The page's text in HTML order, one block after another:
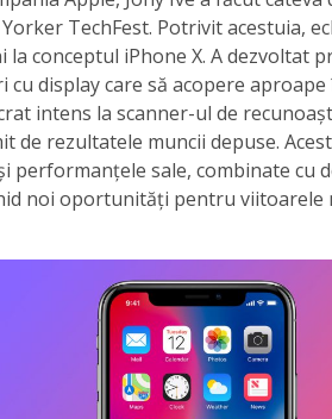
TechFest. Potrivit acestuia,
la conceptul iPhone X. A dezvoltat
display care să acopere
intens la scanner-ul de
de rezultatele muncii depuse.
performanțele sale, combinate cu
noi oportunități pentru viitoarele